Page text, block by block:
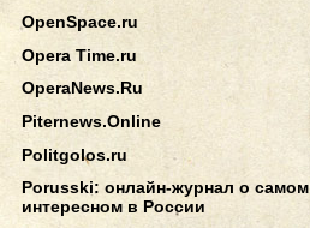
OpenSpace.ru
Opera Time.ru
OperaNews.Ru
Piternews.Online
Politgolos.ru
Porusski: онлайн-журнал о самом
интересном в России